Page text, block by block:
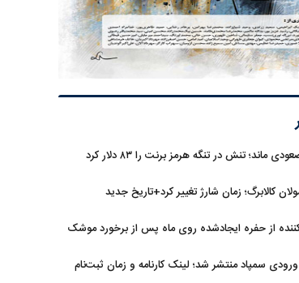
تنش در تنگه هرمز برنت را ۸۳ دلار کرد
کالابرگ؛ زمان شارژ تغییر کرد+تاریخ جدید
از حفره ایجادشده روی ماه پس از برخورد موشک
سمپاد منتشر شد؛ لینک کارنامه و زمان ثبت‌نام